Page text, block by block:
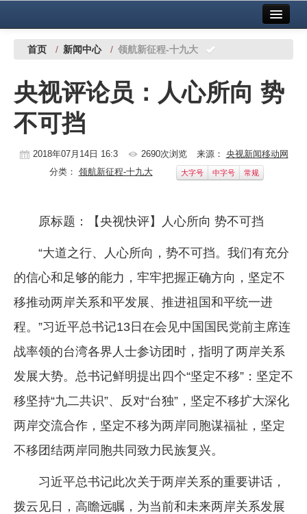
中国有色金属报社主办 广告服务
铜镍铅锌
铝
稀有稀土
党建工作
企业文化
《资源再生》杂志
行情报价
首页 / 新闻中心 / 领航新征程-十九大
央视评论员：人心所向 势
不可挡
2018年07月14日 16:3 2690次浏览 来源： 央视新闻移动网
分类： 领航新征程-十九大 大字号 中字号 常规
原标题：【央视快评】人心所向 势不可挡
“大道之行、人心所向，势不可挡。我们有充分
的信心和足够的能力，牢牢把握正确方向，坚定不
移推动两岸关系和平发展、推进祖国和平统一进
程。”习近平总书记13日在会见中国国民党前主席连
战率领的台湾各界人士参访团时，指明了两岸关系
发展大势。总书记鲜明提出四个“坚定不移”：坚定不
移坚持“九二共识”、反对“台独”，坚定不移扩大深化
两岸交流合作，坚定不移为两岸同胞谋福祉，坚定
不移团结两岸同胞共同致力民族复兴。
习近平总书记此次关于两岸关系的重要讲话，
拨云见日，高瞻远瞩，为当前和未来两岸关系发展